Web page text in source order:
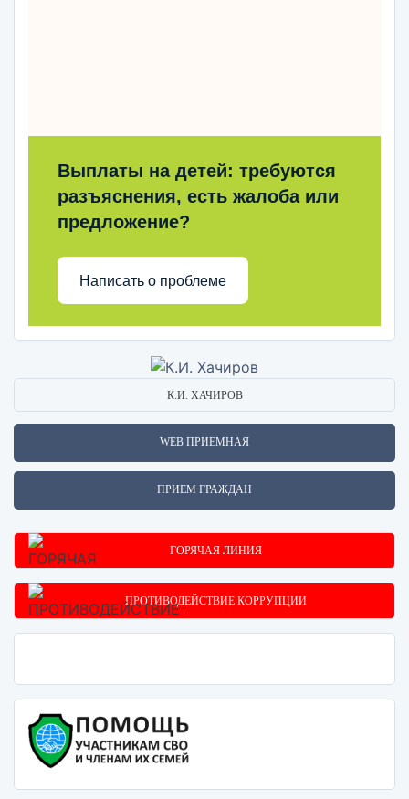
Выплаты на детей: требуются
разъяснения, есть жалоба или
предложение?
Написать о проблеме
К.И. ХАЧИРОВ
WEB ПРИЕМНАЯ
ПРИЕМ ГРАЖДАН
ГОРЯЧАЯ ЛИНИЯ
ПРОТИВОДЕЙСТВИЕ КОРРУПЦИИ